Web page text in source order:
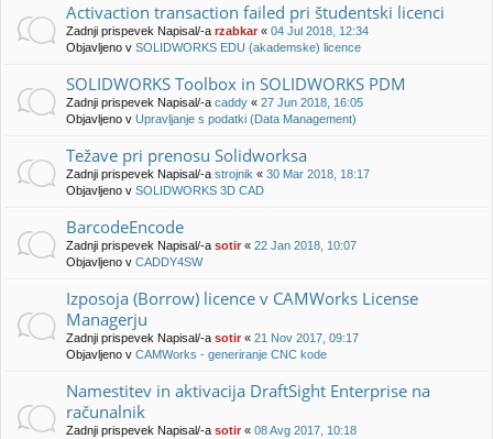
Activaction transaction failed pri študentski licenci
Zadnji prispevek Napisal/-a rzabkar « 04 Jul 2018, 12:34
Objavljeno v SOLIDWORKS EDU (akademske) licence
SOLIDWORKS Toolbox in SOLIDWORKS PDM
Zadnji prispevek Napisal/-a caddy « 27 Jun 2018, 16:05
Objavljeno v Upravljanje s podatki (Data Management)
Težave pri prenosu Solidworksa
Zadnji prispevek Napisal/-a strojnik « 30 Mar 2018, 18:17
Objavljeno v SOLIDWORKS 3D CAD
BarcodeEncode
Zadnji prispevek Napisal/-a sotir « 22 Jan 2018, 10:07
Objavljeno v CADDY4SW
Izposoja (Borrow) licence v CAMWorks License
Managerju
Zadnji prispevek Napisal/-a sotir « 21 Nov 2017, 09:17
Objavljeno v CAMWorks - generiranje CNC kode
Namestitev in aktivacija DraftSight Enterprise na
računalnik
Zadnji prispevek Napisal/-a sotir « 08 Avg 2017, 10:18